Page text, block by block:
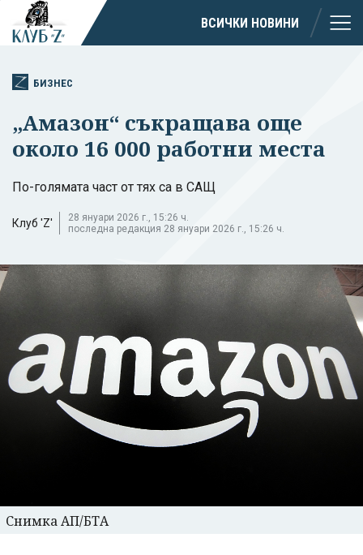
ВСИЧКИ НОВИНИ
БИЗНЕС
„Амазон“ съкращава още
около 16 000 работни места
По-голямата част от тях са в САЩ
Клуб 'Z'
28 януари 2026 г., 15:26 ч.
последна редакция 28 януари 2026 г., 15:26 ч.
Снимка АП/БТА